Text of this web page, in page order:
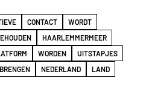
CONTACT
WORDT
HAARLEMMERMEER
WORDEN
UITSTAPJES
BRENGEN NEDERLAND LAND